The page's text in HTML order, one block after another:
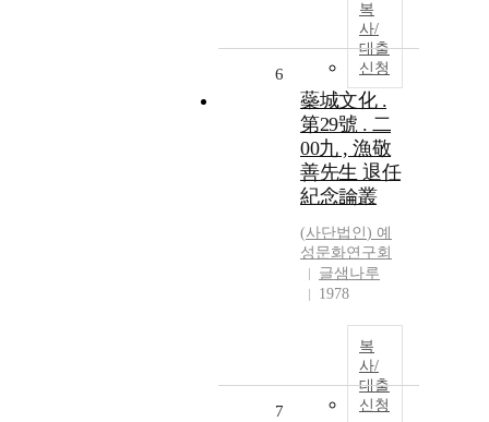
복
사/
대출
신청
6
蘂城文化 .
第29號 . 二
00九 , 漁敬
善先生 退任
紀念論叢
(사단법인) 예
성문화연구회
글샘나루
1978
복
사/
대출
신청
7